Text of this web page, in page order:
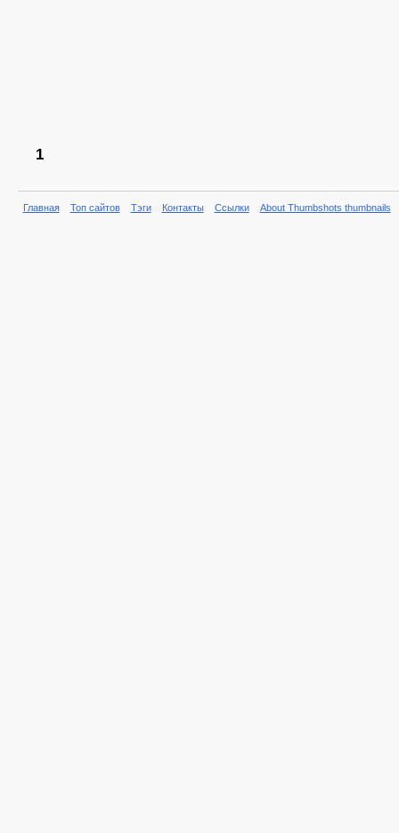
1
Главная Топ сайтов Тэги Контакты Ссылки About Thumbshots thumbnails